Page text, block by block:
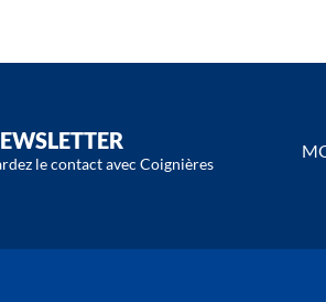
le contact avec Coignières